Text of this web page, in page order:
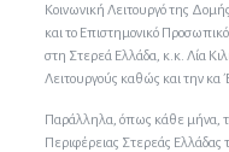
Κοινωνική Λειτουργό της
και το Επιστημονικό
στη Στερεά Ελλάδα, κ.κ. Λία
Λειτουργούς καθώς και την
Παράλληλα, όπως κάθε μήνα,
Περιφέρειας Στερεάς